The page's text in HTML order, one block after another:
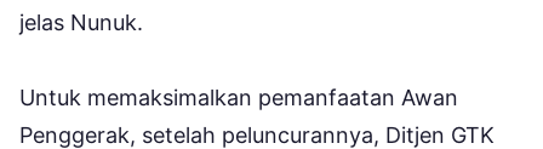
jelas Nunuk.
Untuk memaksimalkan pemanfaatan Awan
Penggerak, setelah peluncurannya, Ditjen GTK